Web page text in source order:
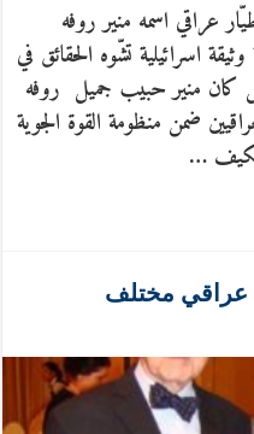
34 : فضيحة طيّار عراقي اسمه منير روفه
اسرائيلية تشّوه الحقائق في
كان منير حبيب جميل روفه
العراقيين ضمن منظومة القوة الجوية
…
عراقي مختلف